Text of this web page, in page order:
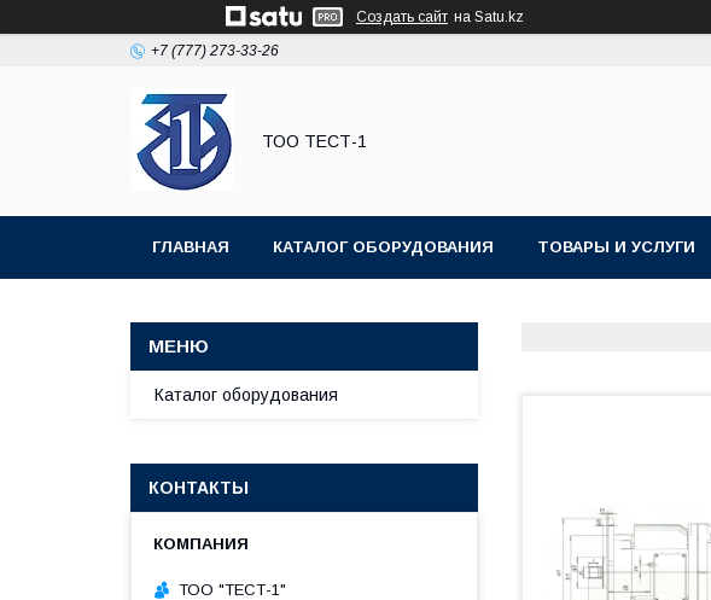
Создать сайт на Satu.kz
+7 (777) 273-33-26
ТОО ТЕСТ-1
ГЛАВНАЯ КАТАЛОГ ОБОРУДОВАНИЯ ТОВАРЫ И УСЛУГИ
Каталог оборудования
КОНТАКТЫ
ТОО "ТЕСТ-1"